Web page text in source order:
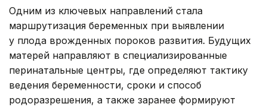
Одним из ключевых направлений стала
маршрутизация беременных при выявлении
у плода врожденных пороков развития. Будущих
матерей направляют в специализированные
перинатальные центры, где определяют тактику
ведения беременности, сроки и способ
родоразрешения, а также заранее формируют